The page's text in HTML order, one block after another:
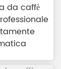
da caffè